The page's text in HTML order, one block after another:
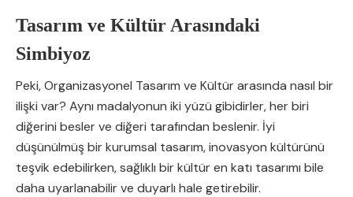
Tasarım ve Kültür Arasındaki
Simbiyoz
Peki, Organizasyonel Tasarım ve Kültür arasında nasıl bir
ilişki var? Aynı madalyonun iki yüzü gibidirler, her biri
diğerini besler ve diğeri tarafından beslenir. İyi
düşünülmüş bir kurumsal tasarım, inovasyon kültürünü
teşvik edebilirken, sağlıklı bir kültür en katı tasarımı bile
daha uyarlanabilir ve duyarlı hale getirebilir.